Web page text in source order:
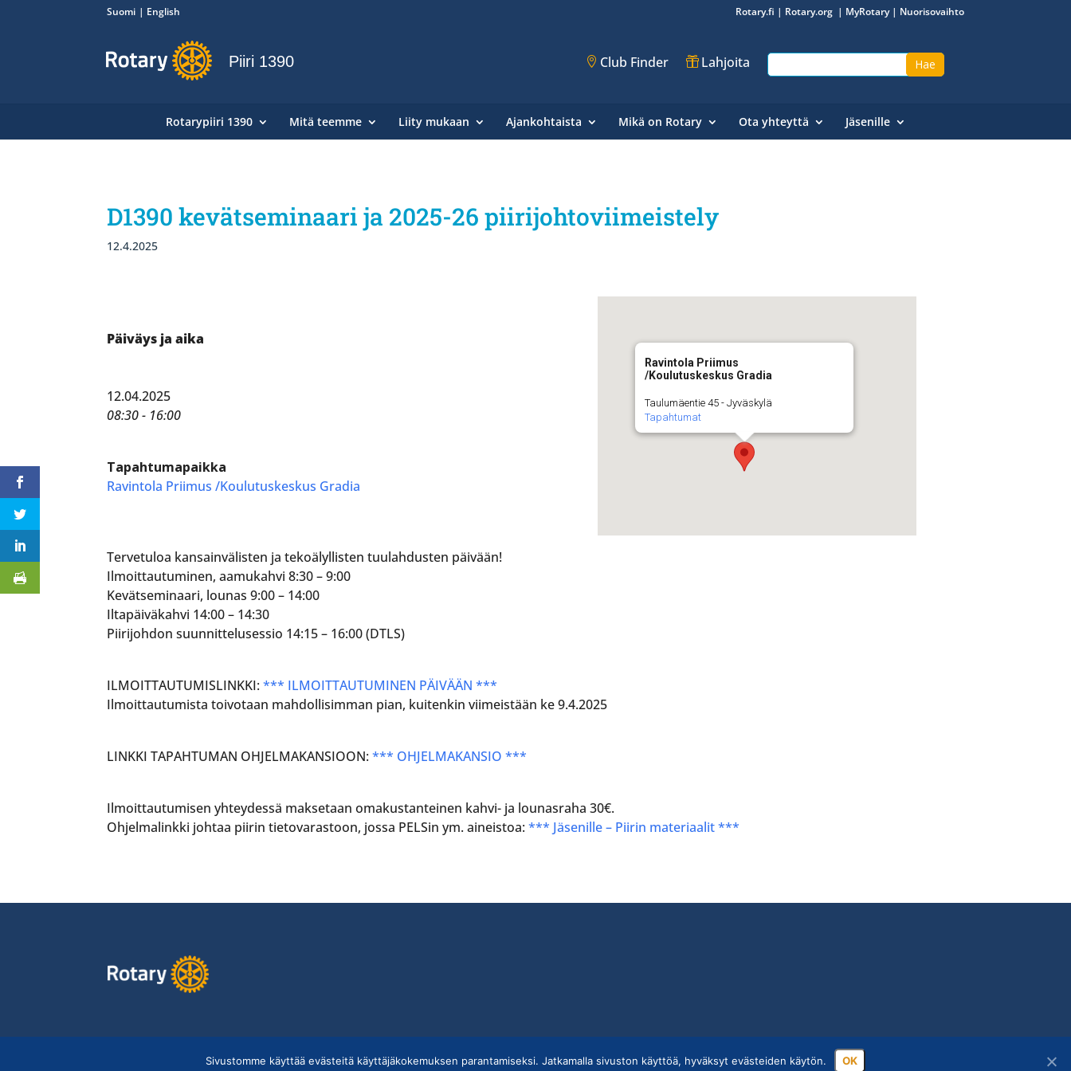
Suomi English Rotary.fi | Rotary.org | MyRotary| Nuorisovaihto
Piiri 1390 Club Finder Lahjoita
Rotarypiiri 1390 Mitä teemme Liity mukaan Ajankohtaista Mikä on Rotary Ota yhteyttä Jäsenille
D1390 kevätseminaari ja 2025-26 piirijohtoviimeistely
12.4.2025
Ravintola Priimus
/Koulutuskeskus Gradia
Taulumäentie 45 - Jyväskylä
Tapahtumat
Päiväys ja aika
12.04.2025
08:30 - 16:00
Tapahtumapaikka
Ravintola Priimus /Koulutuskeskus Gradia
Tervetuloa kansainvälisten ja tekoälyllisten tuulahdusten päivään!
Ilmoittautuminen, aamukahvi 8:30 – 9:00
Kevätseminaari, lounas 9:00 – 14:00
Iltapäiväkahvi 14:00 – 14:30
Piirijohdon suunnittelusessio 14:15 – 16:00 (DTLS)
ILMOITTAUTUMISLINKKI:*** ILMOITTAUTUMINEN PÄIVÄÄN ***
Ilmoittautumista toivotaan mahdollisimman pian, kuitenkin viimeistään ke 9.4.2025
LINKKI TAPAHTUMAN OHJELMAKANSIOON:*** OHJELMAKANSIO ***
Ilmoittautumisen yhteydessä maksetaan omakustanteinen kahvi- ja lounasraha 30€.
Ohjelmalinkki johtaa piirin tietovarastoon, jossa PELSin ym. aineistoa:*** Jäsenille – Piirin materiaalit ***
Copyright © Suomen Rotarypalvelu ry 2026 |Jäsentietojärjestelmän tietosuojaseloste|Henkilötietojen käsittely Rotarytoiminnassa
Sivustomme käyttää evästeitä käyttäjäkokemuksen parantamiseksi. Jatkamalla sivuston käyttöä, hyväksyt evästeiden käytön. OK